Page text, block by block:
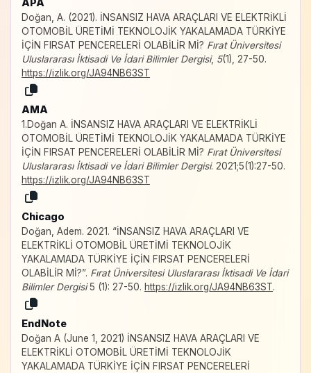
Doğan, A. (2021). İNSANSIZ HAVA ARAÇLARI VE ELEKTRİKLİ
OTOMOBİL ÜRETİMİ TEKNOLOJİK YAKALAMADA TÜRKİYE
İÇİN FIRSAT PENCERELERİ OLABİLİR Mİ? Fırat Üniversitesi
Uluslararası İktisadi Ve İdari Bilimler Dergisi, 5(1), 27-50.
https://izlik.org/JA94NB63ST
AMA
1.Doğan A. İNSANSIZ HAVA ARAÇLARI VE ELEKTRİKLİ
OTOMOBİL ÜRETİMİ TEKNOLOJİK YAKALAMADA TÜRKİYE
İÇİN FIRSAT PENCERELERİ OLABİLİR Mİ? Fırat Üniversitesi
Uluslararası İktisadi ve İdari Bilimler Dergisi. 2021;5(1):27-50.
https://izlik.org/JA94NB63ST
Chicago
Doğan, Adem. 2021. “İNSANSIZ HAVA ARAÇLARI VE
ELEKTRİKLİ OTOMOBİL ÜRETİMİ TEKNOLOJİK
YAKALAMADA TÜRKİYE İÇİN FIRSAT PENCERELERİ
OLABİLİR Mİ?”. Fırat Üniversitesi Uluslararası İktisadi Ve İdari
Bilimler Dergisi5 (1): 27-50. https://izlik.org/JA94NB63ST.
EndNote
Doğan A (June 1, 2021) İNSANSIZ HAVA ARAÇLARI VE
ELEKTRİKLİ OTOMOBİL ÜRETİMİ TEKNOLOJİK
YAKALAMADA TÜRKİYE İÇİN FIRSAT PENCERELERİ